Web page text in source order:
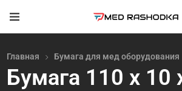
Главная Бумага для мед оборудования
Бумага 110 х 10